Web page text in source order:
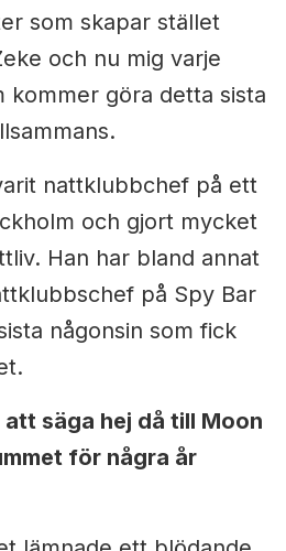
som skapar stället
och nu mig varje
kommer göra detta sista
nattklubbchef på ett
och gjort mycket
Han har bland annat
på Spy Bar
någonsin som fick
säga hej då till Moon
för några år